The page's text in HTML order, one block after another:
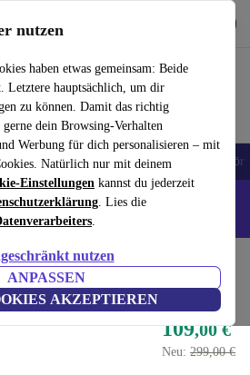
nutzen
haben etwas gemeinsam: Beide
Letztere hauptsächlich, um dir
zu können. Damit das richtig
dein Browsing-Verhalten
Werbung für dich personalisieren – mit
Natürlich nur mit deinem
Einstellungen kannst du jederzeit
. Lies die
.
nutzen
ANPASSEN
AKZEPTIEREN
nutzen
Laptops Tablets Smartwatches Zubehör
Google-Smartphones - Code:
Computer Zubehör
6660 Cable
109,00 €
Neu: 299,00 €